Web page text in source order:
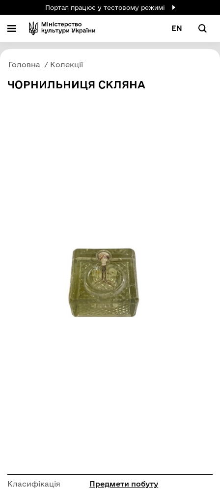
Портал працює у тестовому режимі
EN
Головна Колекції
ЧОРНИЛЬНИЦЯ СКЛЯНА
Класифікація Предмети побуту